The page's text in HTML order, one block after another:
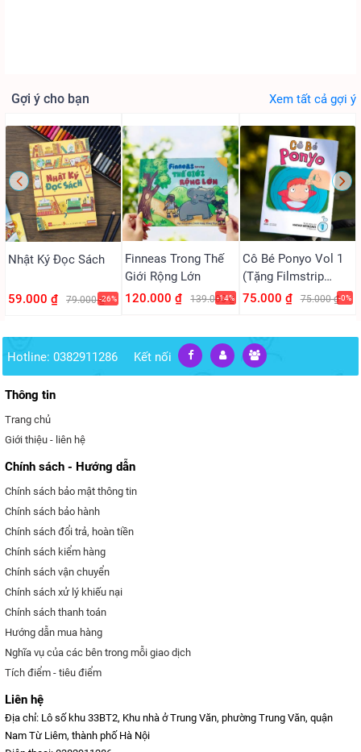
Gợi ý cho bạn Xem tất cả gợi ý
Nhật Ký Đọc Sách
59.000 ₫ 79.000 ₫-26%
Finneas Trong Thế
Giới Rộng Lớn
120.000 ₫
139.000 ₫
-14%
Cô Bé Ponyo Vol 1
(Tặng Filmstrip
PVC)
75.000 ₫ 75.000 ₫-0%
Hotline: 0382911286 Kết nối
Thông tin
Trang chủ
Giới thiệu - liên hệ
Chính sách - Hướng dẫn
Chính sách bảo mật thông tin
Chính sách bảo hành
Chính sách đổi trả, hoàn tiền
Chính sách kiểm hàng
Chính sách vận chuyển
Chính sách xử lý khiếu nại
Chính sách thanh toán
Hướng dẫn mua hàng
Nghĩa vụ của các bên trong mỗi giao dịch
Tích điểm - tiêu điểm
Liên hệ
Địa chỉ: Lô số khu 33BT2, Khu nhà ở Trung Văn, phường Trung Văn, quận
Nam Từ Liêm, thành phố Hà Nội